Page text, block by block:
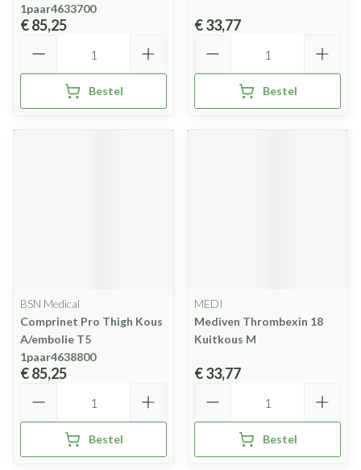
1paar4633700
€ 85,25
Bestel
€ 33,77
Bestel
BSN Medical
Comprinet Pro Thigh Kous
A/embolie T5
1paar4638800
€ 85,25
Bestel
MEDI
Mediven Thrombexin 18
Kuitkous M
€ 33,77
Bestel